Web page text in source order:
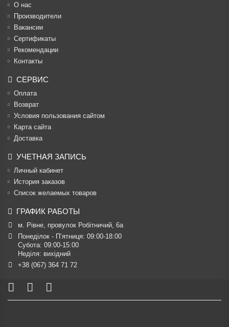
О нас
Производители
Вакансии
Cертификаты
Рекомендации
Контакты
СЕРВИС
Оплата
Возврат
Условия пользования сайтом
Карта сайта
Доставка
УЧЕТНАЯ ЗАПИСЬ
Личный кабинет
История заказов
Список желаемых товаров
ГРАФИК РАБОТЫ
м. Рівне, провулок Робітничий, 6а
Понеділок - П’ятниця: 09:00-18:00
Субота: 09:00-15:00
Неділя: вихідний
+38 (067) 364 71 72